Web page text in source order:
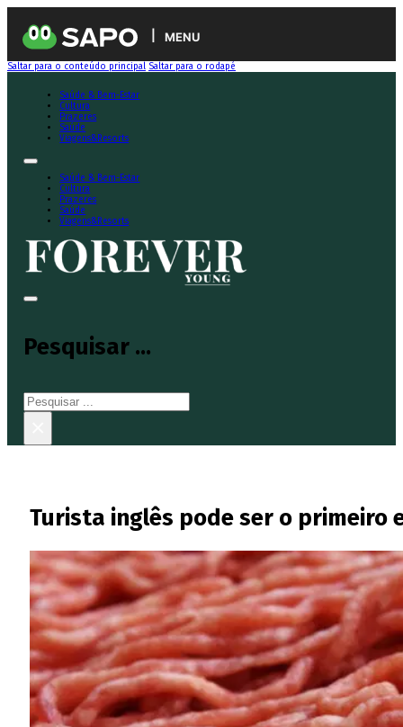
MENU
Saltar para o conteúdo principal Saltar para o rodapé
Saúde & Bem-Estar
Cultura
Prazeres
Saúde
Viagens&Resorts
Saúde & Bem-Estar
Cultura
Prazeres
Saúde
Viagens&Resorts
Pesquisar ...
Pesquisar
Turista inglês pode ser o primeiro